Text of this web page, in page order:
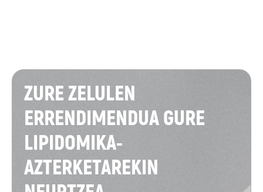
ZURE ZELULEN
ERRENDIMENDUA GURE
LIPIDOMIKA-
AZTERKETAREKIN